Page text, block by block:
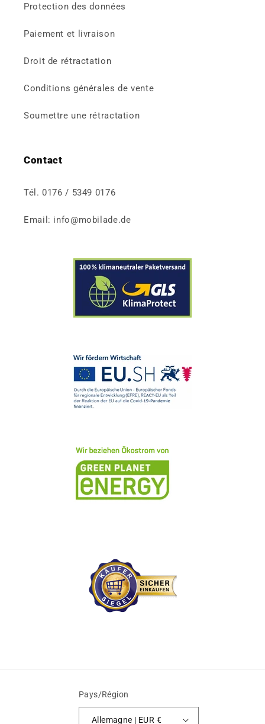
Protection des données
Paiement et livraison
Droit de rétractation
Conditions générales de vente
Soumettre une rétractation
Contact
Tél. 0176 / 5349 0176
Email: info@mobilade.de
Pays/Région
Allemagne | EUR €